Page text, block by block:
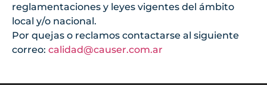
reglamentaciones y leyes vigentes del ámbito
local y/o nacional.
Por quejas o reclamos contactarse al siguiente
correo: calidad@causer.com.ar